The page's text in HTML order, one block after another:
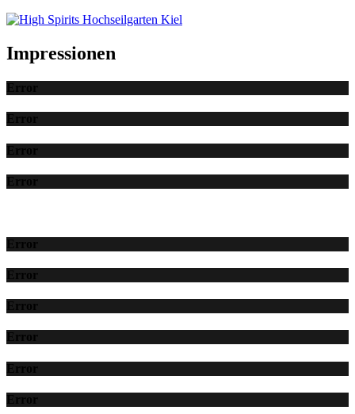
Impressionen
Error
Error
Error
Error
Error
Error
Error
Error
Error
Error